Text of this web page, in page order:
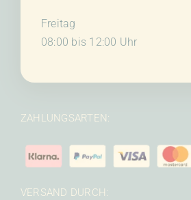
Freitag
08:00 bis 12:00 Uhr
ZAHLUNGSARTEN:
VERSAND DURCH: